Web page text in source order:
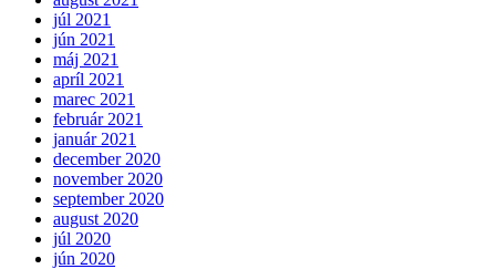
júl 2021
jún 2021
máj 2021
apríl 2021
marec 2021
február 2021
január 2021
december 2020
november 2020
september 2020
august 2020
júl 2020
jún 2020